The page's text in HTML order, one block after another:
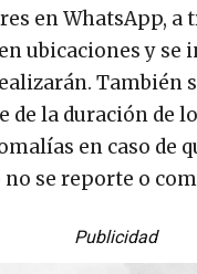
en WhatsApp, a
ubicaciones y se
También
de la duración de
en caso de
se reporte o
Publicidad